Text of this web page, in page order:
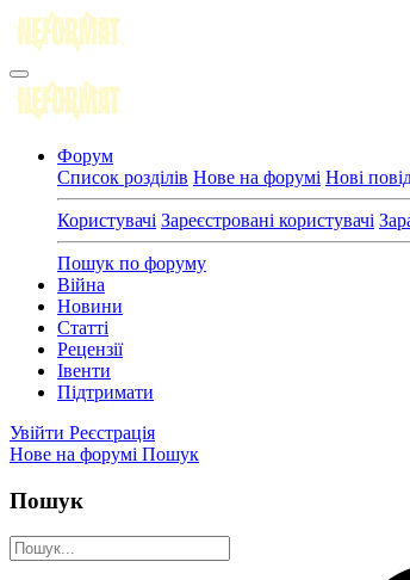
Форум
Список розділів Нове на форумі Нові
Користувачі Зареєстровані користувачі
Пошук по форуму
Війна
Новини
Статті
Рецензії
Івенти
Підтримати
Увійти Реєстрація
Нове на форумі Пошук
Пошук